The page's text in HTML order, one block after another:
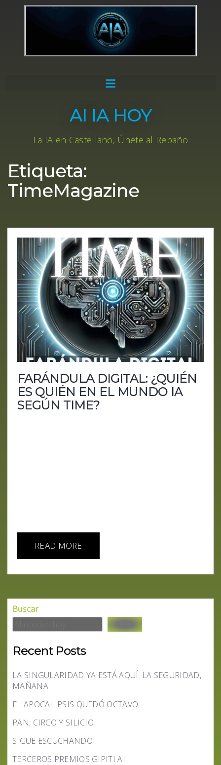
AI IA HOY
La IA en Castellano, Únete al Rebaño
Etiqueta:
TimeMagazine
FARÁNDULA DIGITAL: ¿QUIÉN
ES QUIÉN EN EL MUNDO IA
SEGÚN TIME?
READ MORE
Buscar
Recent Posts
LA SINGULARIDAD YA ESTÁ AQUÍ. LA SEGURIDAD,
MAÑANA
EL APOCALIPSIS QUEDÓ OCTAVO
PAN, CIRCO Y SILICIO
SIGUE ESCUCHANDO
TERCEROS PREMIOS GIPITI AI